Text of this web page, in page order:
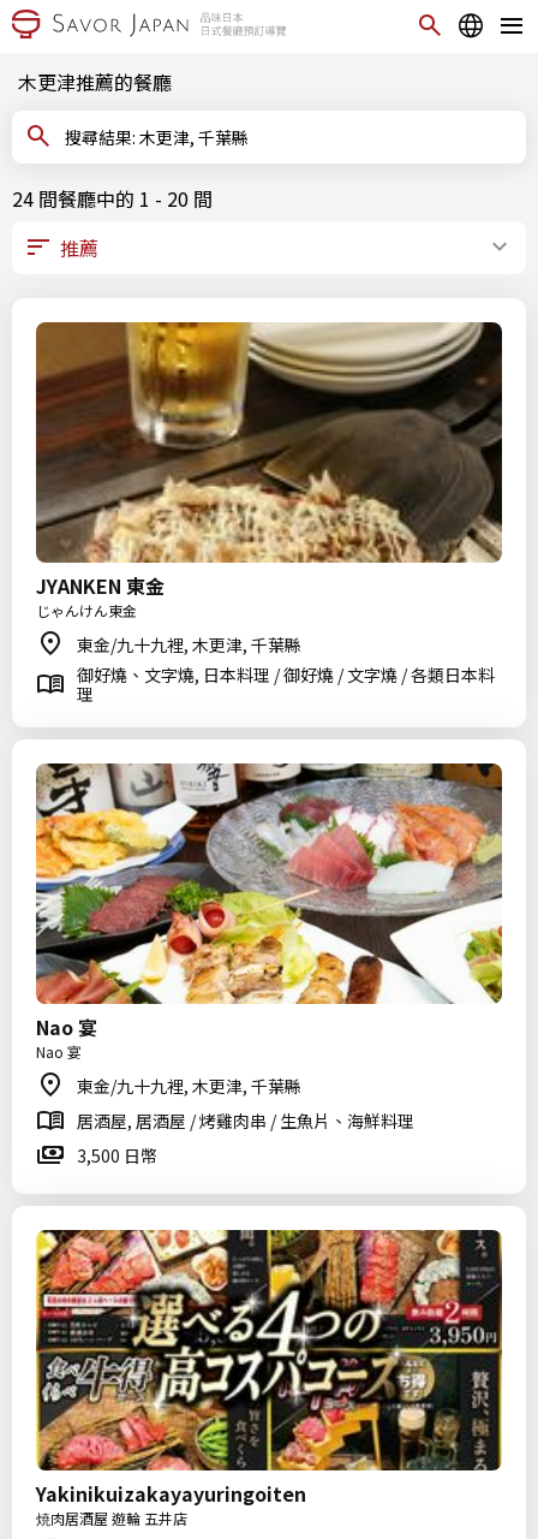
木更津推薦的餐廳
搜尋結果: 木更津, 千葉縣
24 間餐廳中的 1 - 20 間
JYANKEN 東金
じゃんけん東金
東金/九十九裡, 木更津, 千葉縣
御好燒、文字燒, 日本料理 / 御好燒 / 文字燒 / 各類日本料
理
Nao 宴
Nao 宴
東金/九十九裡, 木更津, 千葉縣
居酒屋, 居酒屋 / 烤雞肉串 / 生魚片、海鮮料理
3,500 日幣
Yakinikuizakayayuringoiten
焼肉居酒屋 遊輪 五井店